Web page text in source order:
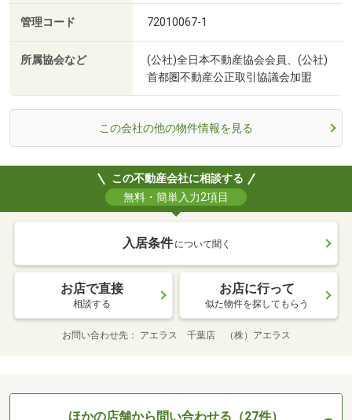
管理コード 72010067-1
所属協会など
(公社)全日本不動産協会会員、(公社)
首都圏不動産公正取引協議会加盟
この会社の他の物件情報を見る
この不動産会社に相談する
無料・簡単入力2項目
入居条件 について聞く
お店で直接
相談する
お店に行って
似た物件を探してもらう
お問い合わせ先 アエラス 千葉店 （株）アエラス
ほかの店舗から問い合わせる（27件）